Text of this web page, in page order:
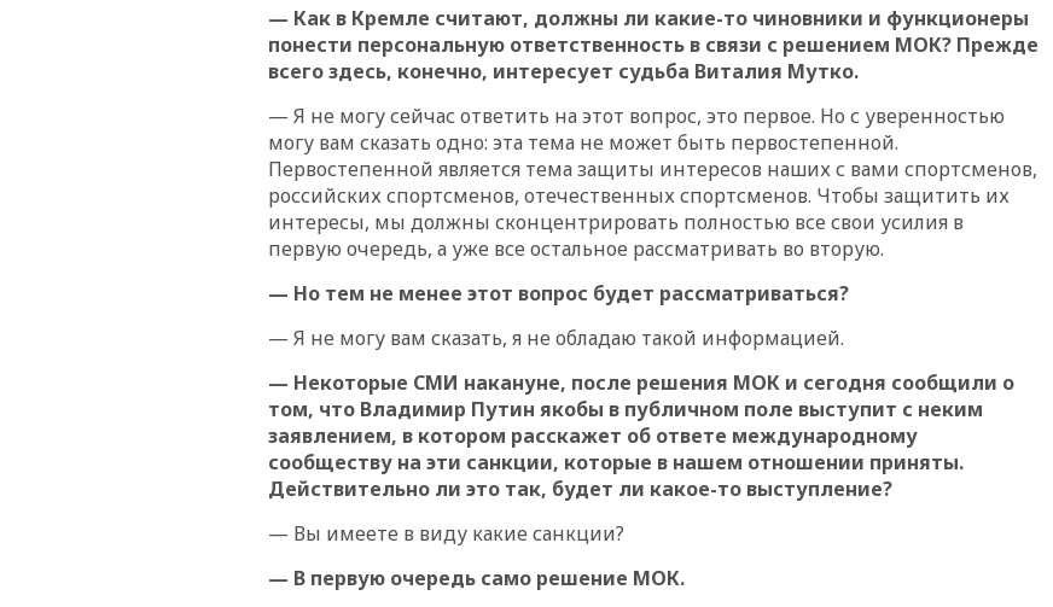
вчера, 21:56 The Atlantic: Маск
отказал Украине в
использовании Starlink для
атак вглубь РФ
вчера, 21:35После пожара на
складе в Брянске возбудили
вчера, 21:26Лидеры сборной
РФ по гимнастике получили
официальный отказ в визах от
Хорватии
вчера, 21:15
НЛО
вчера, 21:00 На границе
Украины с Польшей скопилось
свыше 6,5 тысячи грузовиков
вчера, 20:53 Швыдкой:
«Интервидение» точно
— Как в Кремле считают, должны ли какие-то чиновники и функционеры
понести персональную ответственность в связи с решением МОК? Прежде
всего здесь, конечно, интересует судьба Виталия Мутко.
— Я не могу сейчас ответить на этот вопрос, это первое. Но с уверенностью
могу вам сказать одно: эта тема не может быть первостепенной.
Первостепенной является тема защиты интересов наших с вами спортсменов,
российских спортсменов, отечественных спортсменов. Чтобы защитить их
интересы, мы должны сконцентрировать полностью все свои усилия в
первую очередь, а уже все остальное рассматривать во вторую.
— Но тем не менее этот вопрос будет рассматриваться?
— Я не могу вам сказать, я не обладаю такой информацией.
— Некоторые СМИ накануне, после решения МОК и сегодня сообщили о
том, что Владимир Путин якобы в публичном поле выступит с неким
заявлением, в котором расскажет об ответе международному
сообществу на эти санкции, которые в нашем отношении приняты.
Действительно ли это так, будет ли какое-то выступление?
— Вы имеете в виду какие санкции?
— В первую очередь само решение МОК.